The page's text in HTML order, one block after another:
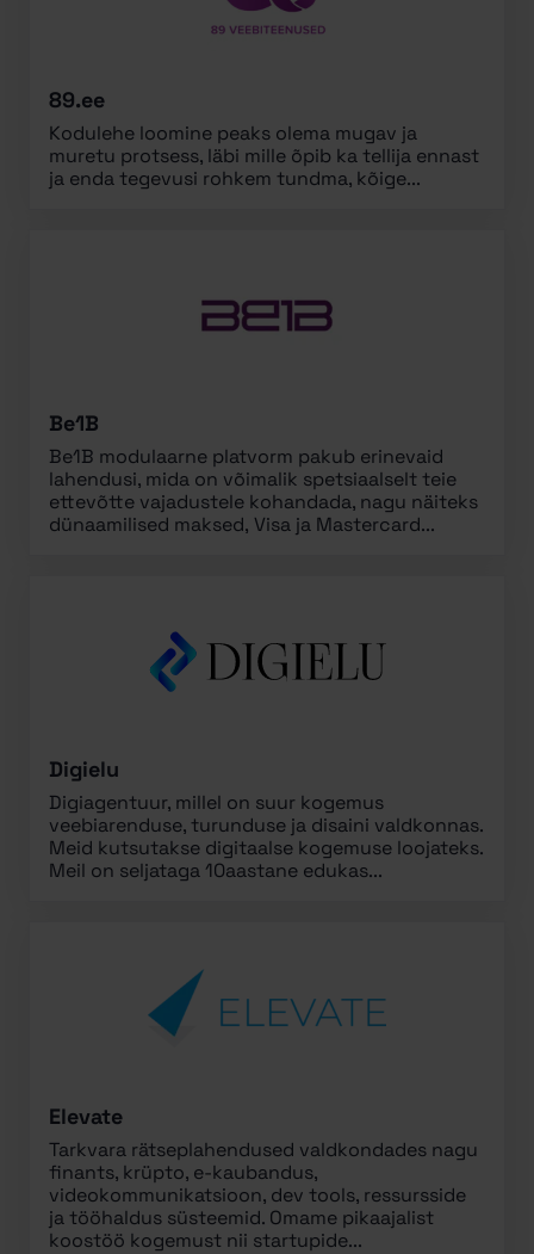
89.ee
Kodulehe loomine peaks olema mugav ja
muretu protsess, läbi mille õpib ka tellija ennast
ja enda tegevusi rohkem tundma, kõige...
Be1B
Be1B modulaarne platvorm pakub erinevaid
lahendusi, mida on võimalik spetsiaalselt teie
ettevõtte vajadustele kohandada, nagu näiteks
dünaamilised maksed, Visa ja Mastercard...
Digielu
Digiagentuur, millel on suur kogemus
veebiarenduse, turunduse ja disaini valdkonnas.
Meid kutsutakse digitaalse kogemuse loojateks.
Meil on seljataga 10aastane edukas...
Elevate
Tarkvara rätseplahendused valdkondades nagu
finants, krüpto, e-kaubandus,
videokommunikatsioon, dev tools, ressursside
ja tööhaldus süsteemid. Omame pikaajalist
koostöö kogemust nii startupide...